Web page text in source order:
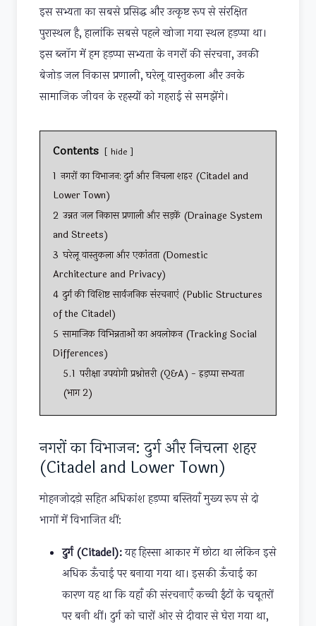
इस सभ्यता का सबसे प्रसिद्ध और उत्कृष्ट रूप से संरक्षित
पुरास्थल है, हालांकि सबसे पहले खोजा गया स्थल हड़प्पा था।
इस ब्लॉग में हम हड़प्पा सभ्यता के नगरों की संरचना, उनकी
बेजोड़ जल निकास प्रणाली, घरेलू वास्तुकला और उनके
सामाजिक जीवन के रहस्यों को गहराई से समझेंगे।
Contents hide
1 नगरों का विभाजन: दुर्ग और निचला शहर (Citadel and
Lower Town)
2 उन्नत जल निकास प्रणाली और सड़कें (Drainage System
and Streets)
3 घरेलू वास्तुकला और एकांतता (Domestic
Architecture and Privacy)
4 दुर्ग की विशिष्ट सार्वजनिक संरचनाएं (Public Structures
of the Citadel)
5 सामाजिक विभिन्नताओं का अवलोकन (Tracking Social
Differences)
5.1 परीक्षा उपयोगी प्रश्नोत्तरी (Q&A) - हड़प्पा सभ्यता
(भाग 2)
नगरों का विभाजन: दुर्ग और निचला शहर
(Citadel and Lower Town)
मोहनजोदड़ो सहित अधिकांश हड़प्पा बस्तियाँ मुख्य रूप से दो
भागों में विभाजित थीं:
दुर्ग (Citadel):यह हिस्सा आकार में छोटा था लेकिन इसे
अधिक ऊँचाई पर बनाया गया था। इसकी ऊँचाई का
कारण यह था कि यहाँ की संरचनाएँ कच्ची ईंटों के चबूतरों
पर बनी थीं। दुर्ग को चारों ओर से दीवार से घेरा गया था,